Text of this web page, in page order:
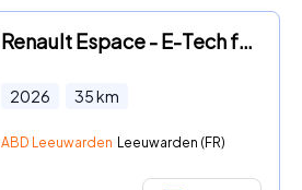
Renault Espace - E-Tech full hybrid 200 iconic 7p. | Vijf jaar garantie | Har
2026 35km
ABD Leeuwarden Leeuwarden (FR)